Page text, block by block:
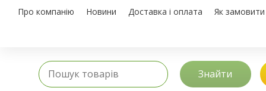
Про компанію Новини Доставка і оплата Як замовити
Знайти